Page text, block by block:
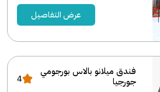
عرض التفاصيل
فندق ميلانو بالاس بورجومي
جورجيا
4